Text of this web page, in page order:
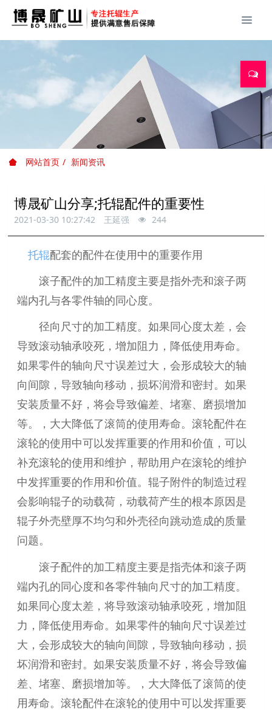
网站首页 新闻资讯
博晟矿山分享;托辊配件的重要性
2021-03-30 10:27:42 王延强 244
托辊配套的配件在使用中的重要作用
滚子配件的加工精度主要是指外壳和滚子两
端内孔与各零件轴的同心度。
径向尺寸的加工精度。如果同心度太差，会
导致滚动轴承咬死，增加阻力，降低使用寿命。
如果零件的轴向尺寸误差过大，会形成较大的轴
向间隙，导致轴向移动，损坏润滑和密封。如果
安装质量不好，将会导致偏差、堵塞、磨损增加
等。，大大降低了滚筒的使用寿命。滚轮配件在
滚轮的使用中可以发挥重要的作用和价值，可以
补充滚轮的使用和维护，帮助用户在滚轮的维护
中发挥重要的作用和价值。辊子附件的制造过程
会影响辊子的动载荷，动载荷产生的根本原因是
辊子外壳壁厚不均匀和外壳径向跳动造成的质量
问题。
滚子配件的加工精度主要是指壳体和滚子两
端内孔的同心度和各零件轴向尺寸的加工精度。
如果同心度太差，将导致滚动轴承咬死，增加阻
力，降低使用寿命。如果零件的轴向尺寸误差过
大，会形成较大的轴向间隙，导致轴向移动，损
坏润滑和密封。如果安装质量不好，将会导致偏
差、堵塞、磨损增加等。，大大降低了滚筒的使
用寿命。滚轮配件在滚轮的使用中可以发挥重要